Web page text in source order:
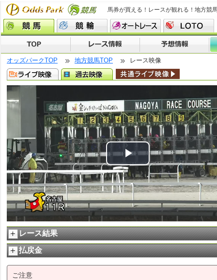
馬券が買える！レースが観れる！地方競
オッズパークTOP 地方競馬TOP レース映像
Play
Video
レース結果
払戻金
ご注意